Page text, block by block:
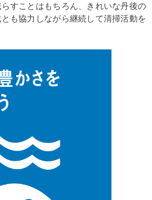
すことはもちろん、きれいな丹後の
も協力しながら継続して清掃活動を